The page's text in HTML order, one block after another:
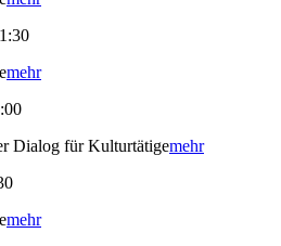
mehr
Dialog für Kulturtätigemehr
mehr